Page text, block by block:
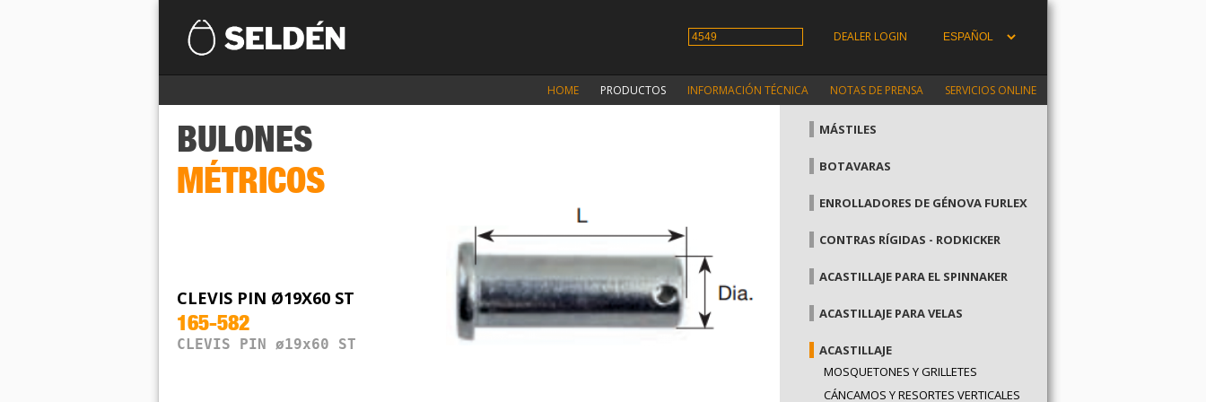
DEALER LOGIN
HOME PRODUCTOS INFORMACIÓN TÉCNICA NOTAS DE PRENSA SERVICIOS ONLINE
BULONES
MÉTRICOS
CLEVIS PIN Ø19X60 ST
165-582
CLEVIS PIN ø19x60 ST
MÁSTILES
BOTAVARAS
ENROLLADORES DE GÉNOVA FURLEX
CONTRAS RÍGIDAS - RODKICKER
ACASTILLAJE PARA EL SPINNAKER
ACASTILLAJE PARA VELAS
ACASTILLAJE
MOSQUETONES Y GRILLETES
CÁNCAMOS Y RESORTES VERTICALES